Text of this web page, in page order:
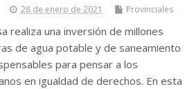
28 de enero de 2021 Provinciales
realiza una inversión de millones
de agua potable y de saneamiento
para pensar a los
en igualdad de derechos. En esta